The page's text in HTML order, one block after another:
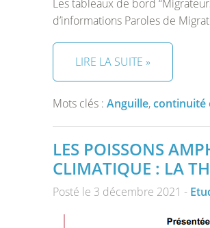
Les tableaux de bord
d’informations Paroles de
LIRE LA SUITE »
Mots clés : Anguille,continuité
LES POISSONS
CLIMATIQUE : LA
Posté le 3 décembre 2021 -